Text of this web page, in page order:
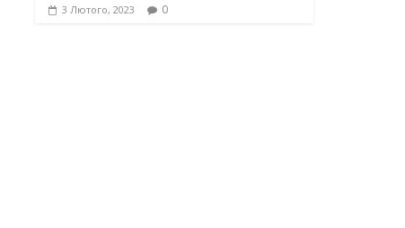
3 Лютого, 2023 0